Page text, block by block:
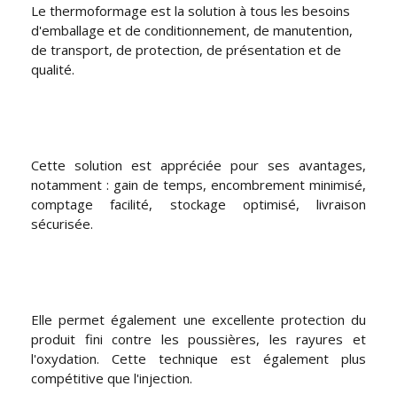
Le thermoformage est la solution à tous les besoins
d'emballage et de conditionnement, de manutention,
de transport, de protection, de présentation et de
qualité.
Cette solution est appréciée pour ses avantages,
notamment : gain de temps, encombrement minimisé,
comptage facilité, stockage optimisé, livraison
sécurisée.
Elle permet également une excellente protection du
produit fini contre les poussières, les rayures et
l'oxydation. Cette technique est également plus
compétitive que l'injection.